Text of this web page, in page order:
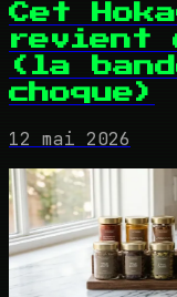
Cet
revient
(la
choque)
12 mai 2026